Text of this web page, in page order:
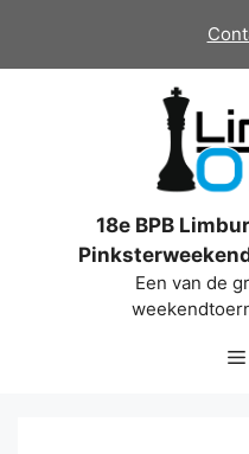
de
18e BPB
Een van de